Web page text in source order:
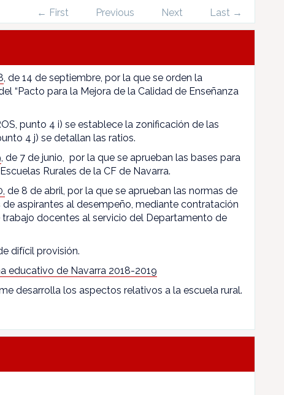
← First Previous Next Last →
, de 14 de septiembre, por la que se orden la
“Pacto para la Mejora de la Calidad de Enseñanza
punto 4 i) se establece la zonificación de las
4 j) se detallan las ratios.
, de 7 de junio, por la que se aprueban las bases para
Rurales de la CF de Navarra.
de 8 de abril, por la que se aprueban las normas de
aspirantes al desempeño, mediante contratación
docentes al servicio del Departamento de
difícil provisión.
educativo de Navarra 2018-2019
desarrolla los aspectos relativos a la escuela rural.